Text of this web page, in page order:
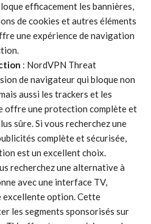
efficacement les bannières,
de cookies et autres éléments
une expérience de navigation
: NordVPN Threat
de navigateur qui bloque non
aussi les trackers et les
offre une protection complète et
sûre. Si vous recherchez une
complète et sécurisée,
est un excellent choix.
recherchez une alternative à
avec une interface TV,
excellente option. Cette
les segments sponsorisés sur